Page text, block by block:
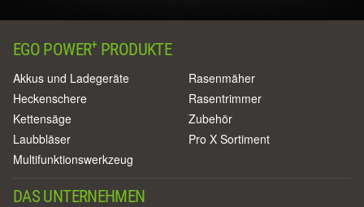
EGO POWER+PRODUKTE
Akkus und Ladegeräte
Heckenschere
Kettensäge
Laubbläser
Multifunktionswerkzeug
Rasenmäher
Rasentrimmer
Zubehör
Pro X Sortiment
DAS UNTERNEHMEN